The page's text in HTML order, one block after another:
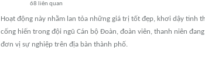
68 liên quan
Hoạt động này nhằm lan tỏa những giá trị tốt đẹp, khơi dậy tinh
cống hiến trong đội ngũ Cán bộ Đoàn, đoàn viên, thanh niên
đơn vị sự nghiệp trên địa bàn thành phố.